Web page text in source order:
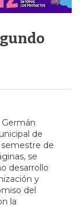
de
de
se
desarrollo
y
del
la